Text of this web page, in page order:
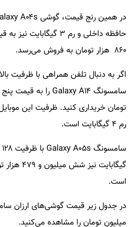
حافظه داخلی و رم ۳
۸۶۰ هزار تومان به فروش می‌رسد.
اگر به دنبال تلفن همراهی با ظرفیت
رم ۴ گیگابایت است.
گیگابایت
است.
میلیون تومان را مشاهده می‌کنید.